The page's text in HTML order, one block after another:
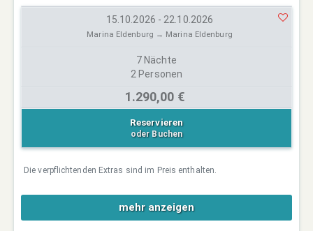
15.10.2026 - 22.10.2026
Marina Eldenburg → Marina Eldenburg
7 Nächte
2 Personen
1.290,00 €
Reservieren
oder Buchen
Die verpflichtenden Extras sind im Preis enthalten.
mehr anzeigen